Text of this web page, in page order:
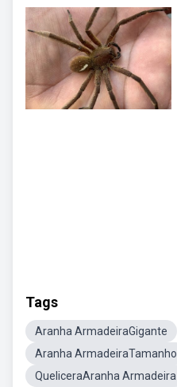
Tags
Aranha ArmadeiraGigante
Aranha ArmadeiraTamanho
QueliceraAranha Armadeira